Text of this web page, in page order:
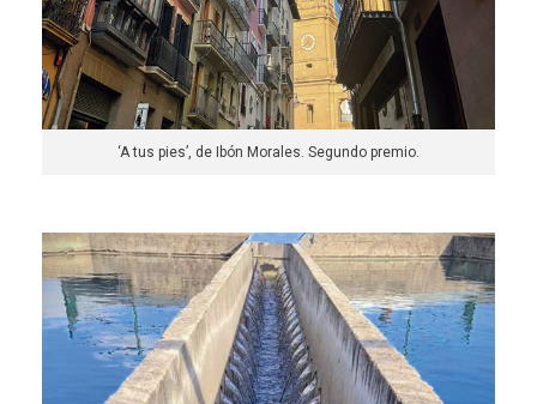
‘A tus pies’, de Ibón Morales. Segundo premio.